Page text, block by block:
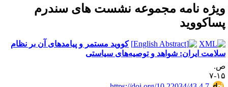
نامه مجموعه نشست های سندرم
کووید مستمر و پیامدهای آن بر نظام
ایران: شواهد و توصیه‌های سیاستی
۷